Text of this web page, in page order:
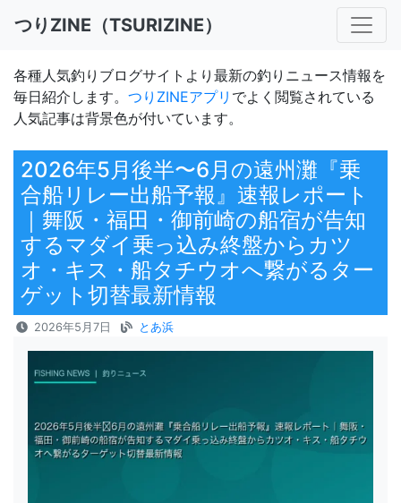
つりZINE（TSURIZINE）
各種人気釣りブログサイトより最新の釣りニュース情報を
毎日紹介します。 つりZINEアプリ でよく閲覧されている
人気記事は背景色が付いています。
2026年5月後半〜6月の遠州灘『乗
合船リレー出船予報』速報レポート
｜舞阪・福田・御前崎の船宿が告知
するマダイ乗っ込み終盤からカツ
オ・キス・船タチウオへ繋がるター
ゲット切替最新情報
2026年5月7日 とあ浜